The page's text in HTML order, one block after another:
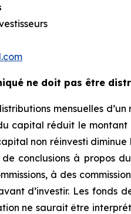
ne doit pas être
mensuelles
capital réduit le
non réinvesti
conclusions à propos
à des
d’investir. Les
ne saurait être